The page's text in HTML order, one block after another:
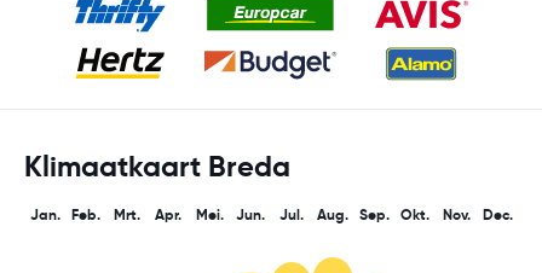
Klimaatkaart Breda
Jan. Feb. Mrt. Apr. Mei. Jun. Jul. Aug. Sep. Okt. Nov. Dec.